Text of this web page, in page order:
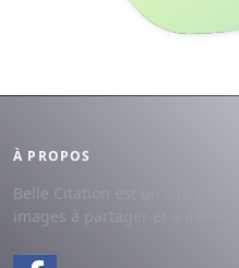
À PROPOS
Belle Citation est un site avec
images à partager et à dédier.